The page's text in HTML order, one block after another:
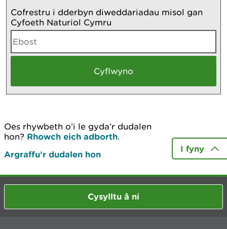
Cofrestru i dderbyn diweddariadau misol gan
Cyfoeth Naturiol Cymru
Oes rhywbeth o’i le gyda’r dudalen
hon? Rhowch eich adborth.
Argraffu’r dudalen hon
I fyny
Cysylltu â ni